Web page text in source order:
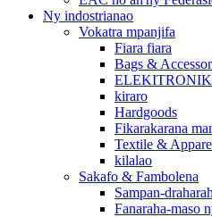
Ny indostrianao
Vokatra mpanjifa
Fiara fiara
Bags &
kiraro
Hardgoods
Fikarakarana
Textile &
kilalao
Sakafo & Fambolena
Sampan-
Fanaraha-maso